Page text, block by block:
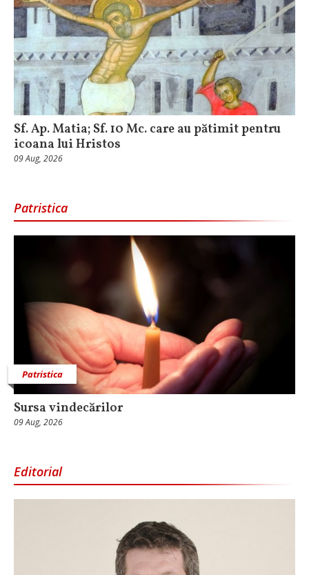
Sf. Ap. Matia; Sf. 10 Mc. care au pătimit pentru
icoana lui Hristos
09 Aug, 2026
Patristica
Patristica
Sursa vindecărilor
09 Aug, 2026
Editorial